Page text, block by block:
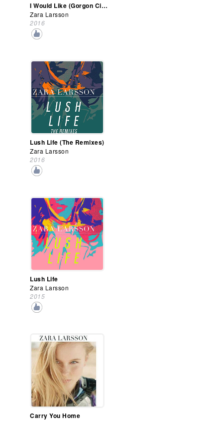
I Would Like (Gorgon City Remix)
Zara Larsson
2016
Lush Life (The Remixes)
Zara Larsson
2016
Lush Life
Zara Larsson
2015
Carry You Home